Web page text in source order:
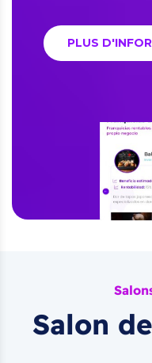
PLUS
Salon